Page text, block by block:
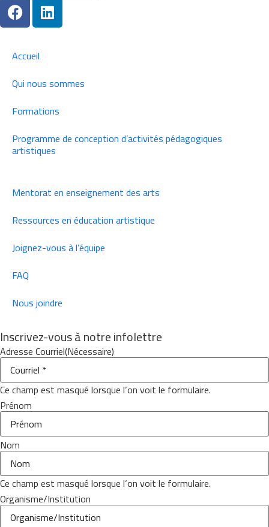
Accueil
Qui nous sommes
Formations
Programme de conception d’activités pédagogiques
artistiques
Mentorat en enseignement des arts
Ressources en éducation artistique
Joignez-vous à l’équipe
FAQ
Nous joindre
Inscrivez-vous à notre infolettre
Adresse Courriel(Nécessaire)
Ce champ est masqué lorsque l‘on voit le formulaire.
Prénom
Nom
Ce champ est masqué lorsque l‘on voit le formulaire.
Organisme/Institution